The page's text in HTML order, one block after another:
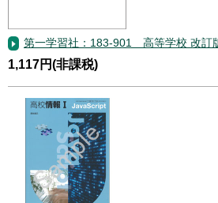
第一学習社：183-901 高等学校 改訂
1,117円(非課税)